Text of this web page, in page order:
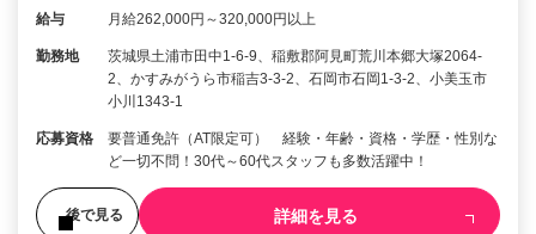
給与 月給262,000円～320,000円以上
勤務地
茨城県土浦市田中1-6-9、稲敷郡阿見町荒川本郷大塚2064-
2、かすみがうら市稲吉3-3-2、石岡市石岡1-3-2、小美玉市
小川1343-1
応募資格
要普通免許（AT限定可） 経験・年齢・資格・学歴・性別な
ど一切不問！30代～60代スタッフも多数活躍中！
後で見る 詳細を見る